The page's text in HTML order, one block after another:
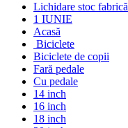
Lichidare stoc fabrică
1 IUNIE
Acasă
Biciclete
Biciclete de copii
Fară pedale
Cu pedale
14 inch
16 inch
18 inch